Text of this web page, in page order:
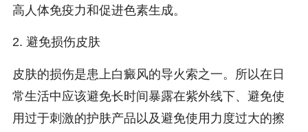
高人体免疫力和促进色素生成。
2. 避免损伤皮肤
皮肤的损伤是患上白癜风的导火索之一。所以在日
常生活中应该避免长时间暴露在紫外线下、避免使
用过于刺激的护肤产品以及避免使用力度过大的擦